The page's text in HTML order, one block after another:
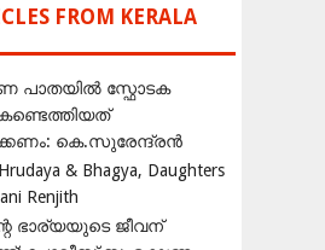
FROM KERALA
പാതയിൽ സ്ഫോടക
കെ.സുരേന്ദ്രൻ
& Bhagya, Daughters
Renjith
ഭാര്യയുടെ ജീവന്